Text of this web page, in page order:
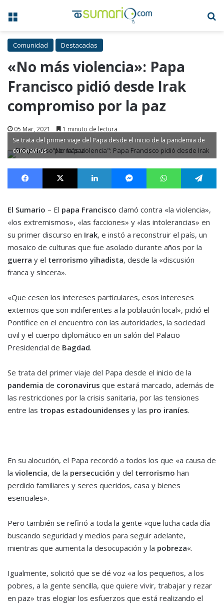
Menú
Comunidad Destacadas
«No más violencia»: Papa
Francisco pidió desde Irak
compromiso por la paz
05 Mar, 2021 1 minuto de lectura
Se trata del primer viaje del Papa desde el inicio de la pandemia de
coronavirus
Facebook X LinkedIn MessengerWhatsApp
El Sumario – El papa Francisco clamó contra «la violencia»,
«los extremismos», «las facciones» y «las intolerancias» en
su primer discurso en Irak, e instó a reconstruir el país, un
mosaico de culturas que fue asolado durante años por la
guerra y el terrorismo yihadista, desde la «discusión
franca y sincera».
«Que cesen los intereses particulares, esos intereses
externos que son indiferentes a la población local», pidió el
Pontífice en el encuentro con las autoridades, la sociedad
civil y el cuerpo diplomático en un salón del Palacio
Presidencial de Bagdad.
Se trata del primer viaje del Papa desde el inicio de la
pandemia de coronavirus que estará marcado, además de
las restricciones por la crisis sanitaria, por las tensiones
entre las tropas estadounidenses y las pro iraníes.
En su alocución, el Papa recordó a todos los que «a causa de
la violencia, de la persecución y del terrorismo han
perdido familiares y seres queridos, casa y bienes
esenciales».
Pero también se refirió a toda la gente «que lucha cada día
buscando seguridad y medios para seguir adelante,
mientras que aumenta la desocupación y la pobreza«.
Igualmente, solicitó que se dé voz «a los pequeños, a los
pobres, a la gente sencilla, que quiere vivir, trabajar y rezar
en paz» tras elogiar los esfuerzos que está realizando el